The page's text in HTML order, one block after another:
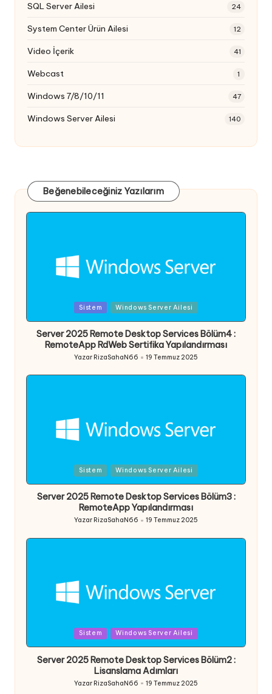
SQL Server Ailesi 24
System Center Ürün Ailesi 12
Video İçerik 41
Webcast 1
Windows 7/8/10/11 47
Windows Server Ailesi 140
Beğenebileceğiniz Yazılarım
in
Sistem Windows Server Ailesi
Server 2025 Remote Desktop Services Bölüm4 :
RemoteApp RdWeb Sertifika Yapılandırması
Posted
by
Yazar RizaSahaN66 19 Temmuz 2025
in
Sistem Windows Server Ailesi
Server 2025 Remote Desktop Services Bölüm3 :
RemoteApp Yapılandırması
Yazar RizaSahaN66 19 Temmuz 2025
in
Sistem Windows Server Ailesi
Server 2025 Remote Desktop Services Bölüm2 :
Lisanslama Adımları
Posted
Yazar RizaSahaN66 19 Temmuz 2025